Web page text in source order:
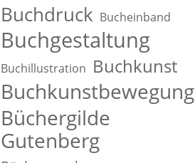
Buchdruck Bucheinband
Buchgestaltung
Buchillustration Buchkunst
Buchkunstbewegung
Büchergilde
Gutenberg